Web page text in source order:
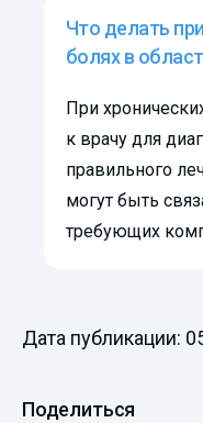
Что делать
болях в
При
к врачу для
правильного
могут быть
требующих
Дата публикации:
Поделиться